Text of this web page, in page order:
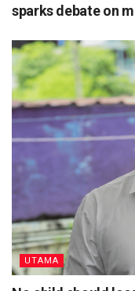
sparks debate on
UTAMA